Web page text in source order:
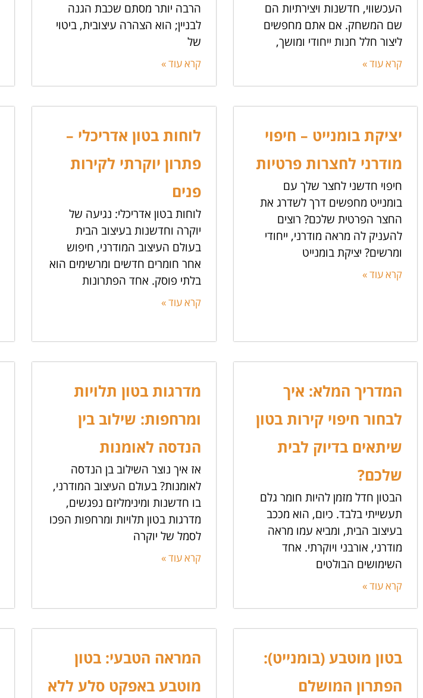
העכשווי, חדשנות ויצירתיות הם
שם המשחק. אם אתם מחפשים
ליצור חלל חנות ייחודי ומושך,
קרא עוד »
הרבה יותר מסתם שכבת הגנה
לבניין; הוא הצהרה עיצובית, ביטוי
של
קרא עוד »
יציקת בומנייט – חיפוי
מודרני לחצרות פרטיות
חיפוי חדשני לחצר שלך עם
בומנייט מחפשים דרך לשדרג את
החצר הפרטית שלכם? רוצים
להעניק לה מראה מודרני, ייחודי
ומרשים? יציקת בומנייט
קרא עוד »
לוחות בטון אדריכלי –
פתרון יוקרתי לקירות
פנים
לוחות בטון אדריכלי: נגיעה של
יוקרה וחדשנות בעיצוב הבית
בעולם העיצוב המודרני, חיפוש
אחר חומרים חדשים ומרשימים הוא
בלתי פוסק. אחד הפתרונות
קרא עוד »
המדריך המלא: איך
לבחור חיפוי קירות בטון
שיתאים בדיוק לבית
שלכם?
הבטון חדל מזמן להיות חומר גלם
תעשייתי בלבד. כיום, הוא מככב
בעיצוב הבית, ומביא עמו מראה
מודרני, אורבני ויוקרתי. אחד
השימושים הבולטים
קרא עוד »
מדרגות בטון תלויות
ומרחפות: שילוב בין
הנדסה לאומנות
אז איך נוצר השילוב בן הנדסה
לאומנות? בעולם העיצוב המודרני,
בו חדשנות ומינימליזם נפגשים,
מדרגות בטון תלויות ומרחפות הפכו
לסמל של יוקרה
קרא עוד »
בטון מוטבע (בומנייט):
הפתרון המושלם
המראה הטבעי: בטון
מוטבע באפקט סלע ללא